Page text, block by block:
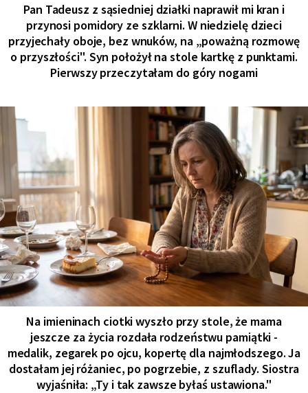
Pan Tadeusz z sąsiedniej działki naprawił mi kran i
przynosi pomidory ze szklarni. W niedzielę dzieci
przyjechały oboje, bez wnuków, na „poważną rozmowę
o przyszłości". Syn położył na stole kartkę z punktami.
Pierwszy przeczytałam do góry nogami
Na imieninach ciotki wyszło przy stole, że mama
jeszcze za życia rozdała rodzeństwu pamiątki -
medalik, zegarek po ojcu, kopertę dla najmłodszego. Ja
dostałam jej różaniec, po pogrzebie, z szuflady. Siostra
wyjaśniła: „Ty i tak zawsze byłaś ustawiona."